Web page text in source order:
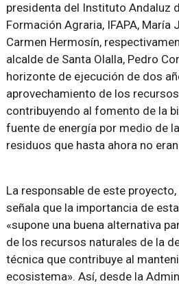
presidenta del Instituto Andaluz
Formación Agraria, IFAPA, María
Carmen Hermosín,
alcalde de Santa Olalla, Pedro
horizonte de ejecución de dos
aprovechamiento de los
contribuyendo al fomento de la
fuente de energía por medio de
residuos que hasta ahora no
La responsable de este proyecto,
señala que la importancia de
«supone una buena alternativa
de los recursos naturales de la
técnica que contribuye al
ecosistema». Así, desde la